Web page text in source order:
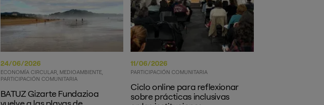
24/06/2026
ECONOMÍA CIRCULAR MEDIOAMBIENTE
PARTICIPACIÓN COMUNITARIA
BATUZ Gizarte Fundazioa
11/06/2026
PARTICIPACIÓN COMUNITARIA
Ciclo online para reflexionar
sobre prácticas inclusivas